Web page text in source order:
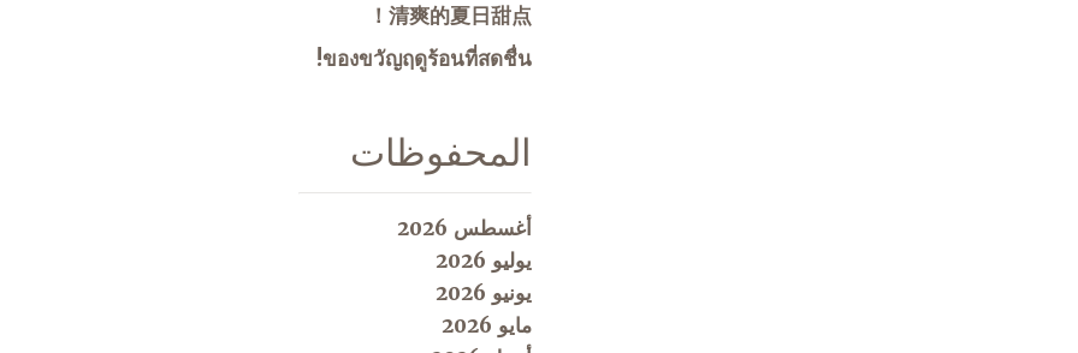
清爽的夏日甜点！
ของขวัญฤดูร้อนที่สดชื่น!
المحفوظات
أغسطس 2026
يوليو 2026
يونيو 2026
مايو 2026